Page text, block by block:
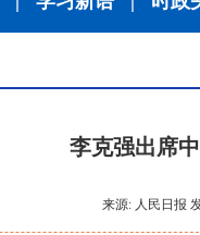
李克强出席
来源: 人民日报